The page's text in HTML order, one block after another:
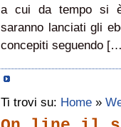
a cui da tempo si è
saranno lanciati gli
concepiti seguendo
Ti trovi su: Home »